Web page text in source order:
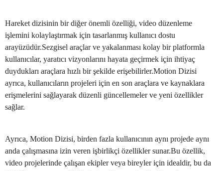
Hareket dizisinin bir diğer önemli özelliği, video düzenleme
işlemini kolaylaştırmak için tasarlanmış kullanıcı dostu
arayüzüdür.Sezgisel araçlar ve yakalanması kolay bir platformla
kullanıcılar, yaratıcı vizyonlarını hayata geçirmek için ihtiyaç
duydukları araçlara hızlı bir şekilde erişebilirler.Motion Dizisi
ayrıca, kullanıcıların projeleri için en son araçlara ve kaynaklara
erişmelerini sağlayarak düzenli güncellemeler ve yeni özellikler
sağlar.
Ayrıca, Motion Dizisi, birden fazla kullanıcının aynı projede aynı
anda çalışmasına izin veren işbirlikçi özellikler sunar.Bu özellik,
video projelerinde çalışan ekipler veya bireyler için idealdir, bu da